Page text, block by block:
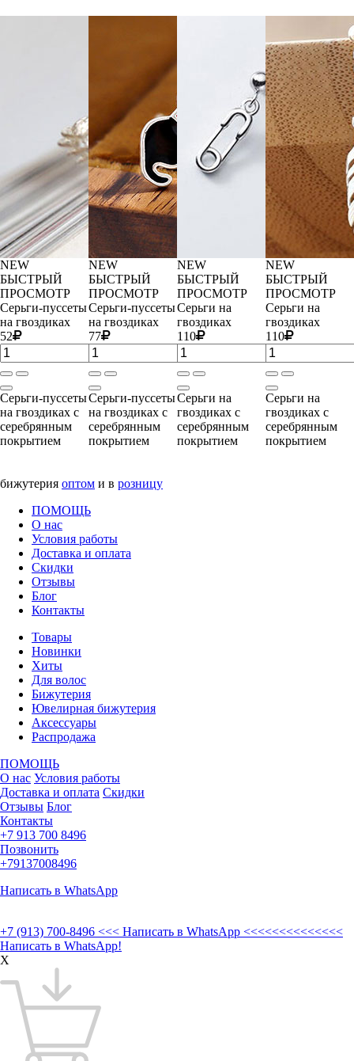
NEW
БЫСТРЫЙ
ПРОСМОТР
Серьги-пуссеты
на гвоздиках
52
Серьги-пуссеты
на гвоздиках с
серебрянным
покрытием
NEW
БЫСТРЫЙ
ПРОСМОТР
Серьги-пуссеты
на гвоздиках
77
Серьги-пуссеты
на гвоздиках с
серебрянным
покрытием
NEW
БЫСТРЫЙ
ПРОСМОТР
Серьги на
гвоздиках
110
Серьги на
гвоздиках с
серебрянным
покрытием
NEW
БЫСТРЫЙ
ПРОСМОТР
Серьги на
гвоздиках
110
Серьги на
гвоздиках с
серебрянным
покрытием
бижутерия оптом и в розницу
ПОМОЩЬ
О нас
Условия работы
Доставка и оплата
Скидки
Отзывы
Блог
Контакты
Товары
Новинки
Хиты
Для волос
Бижутерия
Ювелирная бижутерия
Аксессуары
Распродажа
ПОМОЩЬ
О нас Условия работы
Доставка и оплата Скидки
Отзывы Блог
Контакты
+7 913 700 8496
Позвонить
+79137008496
Написать в WhatsApp
+7 (913) 700-8496 <<< Написать в WhatsApp <<<<<<<<<<<<<<
Написать в WhatsApp!
X